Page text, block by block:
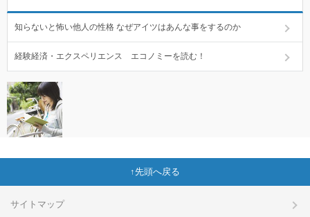
知らないと怖い他人の性格 なぜアイツはあんな事をするのか
経験経済・エクスペリエンス エコノミーを読む！
先頭へ戻る
サイトマップ